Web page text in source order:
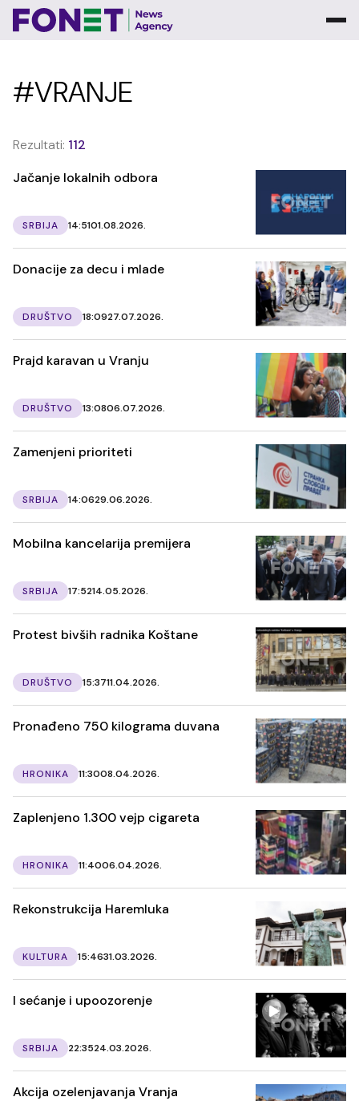
#VRANJE
Rezultati: 112
Jačanje lokalnih odbora
SRBIJA 14:5101.08.2026.
Donacije za decu i mlade
DRUŠTVO 18:0927.07.2026.
Prajd karavan u Vranju
DRUŠTVO 13:0806.07.2026.
Zamenjeni prioriteti
SRBIJA 14:0629.06.2026.
Mobilna kancelarija premijera
SRBIJA 17:5214.05.2026.
Protest bivših radnika Koštane
DRUŠTVO 15:3711.04.2026.
Pronađeno 750 kilograma duvana
HRONIKA 11:3008.04.2026.
Zaplenjeno 1.300 vejp cigareta
HRONIKA 11:4006.04.2026.
Rekonstrukcija Haremluka
KULTURA 15:4631.03.2026.
I sećanje i upoozorenje
SRBIJA 22:3524.03.2026.
Akcija ozelenjavanja Vranja